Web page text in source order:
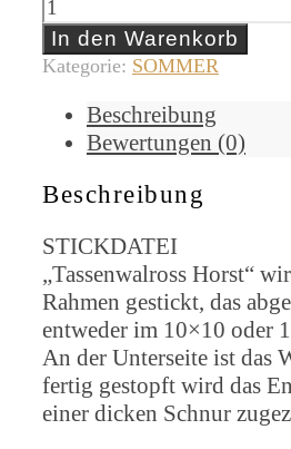
Horst
[Digital]
In den Warenkorb
Kategorie: SOMMER
Beschreibung
Bewertungen (0)
Beschreibung
STICKDATEI
„Tassenwalross Horst“
Rahmen gestickt, das
entweder im 10×10 oder
An der Unterseite ist das
fertig gestopft wird das
einer dicken Schnur